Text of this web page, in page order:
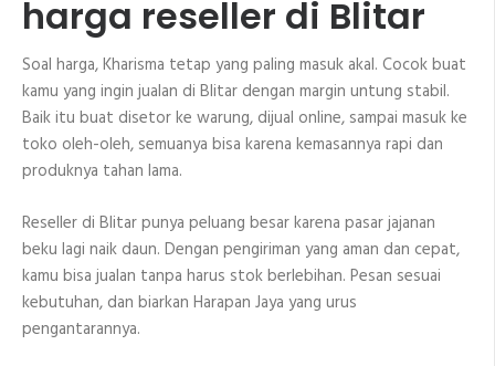
harga reseller di Blitar
Soal harga, Kharisma tetap yang paling masuk akal. Cocok buat
kamu yang ingin jualan di Blitar dengan margin untung stabil.
Baik itu buat disetor ke warung, dijual online, sampai masuk ke
toko oleh-oleh, semuanya bisa karena kemasannya rapi dan
produknya tahan lama.
Reseller di Blitar punya peluang besar karena pasar jajanan
beku lagi naik daun. Dengan pengiriman yang aman dan cepat,
kamu bisa jualan tanpa harus stok berlebihan. Pesan sesuai
kebutuhan, dan biarkan Harapan Jaya yang urus
pengantarannya.